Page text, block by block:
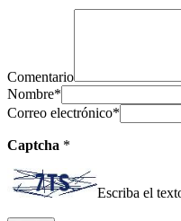
Comentario
Nombre*
Correo electrónico*
Captcha *
Escriba el